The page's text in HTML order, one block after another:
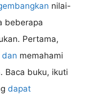
nilai-
beberapa
Pertama,
memahami
Baca buku, ikuti
dapat